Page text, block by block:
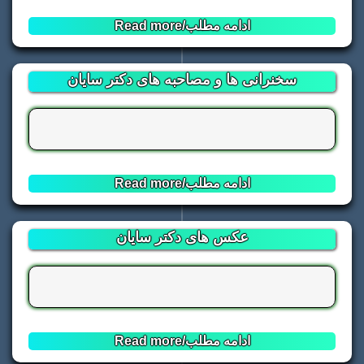
بوکان: خیابان انقلاب
میاندوآب: خیابان خمینی
پیرانشهر: خیابان آزادی غربی
ماکو: خیابان طالقانی (حدفاصل میدان امام
حسین تا خیابان مطهری)
تکاب: میدان آزادی
سردشت: خیابان وحدت
شوط: خیابان ولیعصر شمالی
اردبیل
اردبیل: چهارراه امام خمینی
پارس آباد: چهارراه امام خمینی
خلخال: ( فلکه گاز تا میدان معلم)
بهشتی با خیابان معلم)
اصفهان
Download-Link Turkish 📥
Download-Link English📥
Download-Link Deutsch📥
Read more/ادامه مطلب
سخنرانی ها و مصاحبه های دکتر سایان
Read more/ادامه مطلب
عکس های دکتر سایان
Read more/ادامه مطلب